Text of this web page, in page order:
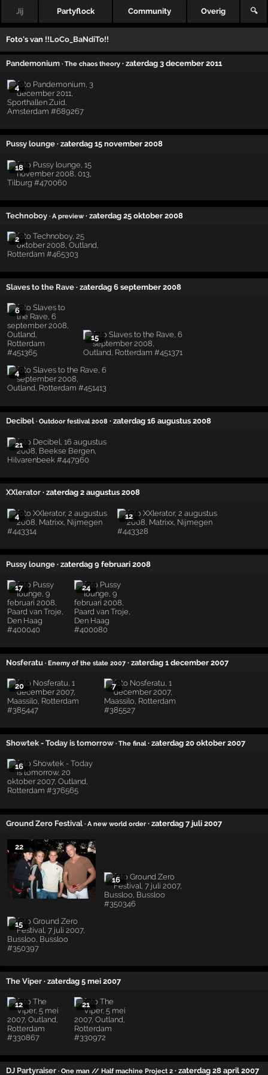
Jij Partyflock Community Overig 🔍
Foto's van !!LoCo_BaNdiTo!!
Pandemonium · The chaos theory · zaterdag 3 december 2011
4
Pussy lounge · zaterdag 15 november 2008
18
Technoboy · A preview · zaterdag 25 oktober 2008
2
Slaves to the Rave · zaterdag 6 september 2008
6
15
4
Decibel · Outdoor festival 2008 · zaterdag 16 augustus 2008
21
XXlerator · zaterdag 2 augustus 2008
4 12
Pussy lounge · zaterdag 9 februari 2008
17 24
Nosferatu · Enemy of the state 2007 · zaterdag 1 december 2007
20 7
Showtek - Today is tomorrow · The final · zaterdag 20 oktober 2007
16
Ground Zero Festival · A new world order · zaterdag 7 juli 2007
22
16
15
The Viper · zaterdag 5 mei 2007
12 21
DJ Partyraiser · One man // Half machine Project 2 · zaterdag 28 april 2007